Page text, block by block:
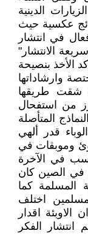
الدينية
عكسية حيث
في انتشار
الانتشار"
الأخذ بنصيحة
وارشاداتها
شقت طريقها
من استفحال
المتأصلة
قدر ألهي
وموبقات في
في الآخرة
في الصين كان
المسلمة كما
اختلف
الاوبئة اقدار
انتشار الفكر